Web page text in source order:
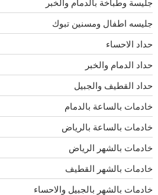
جليسة وطباخة بالدمام والخبر
جليسه اطفال ومسنين تبوك
حداد الاحساء
حداد الدمام والخبر
حداد القطيف والجبيل
خادمات بالساعة بالدمام
خادمات بالساعة بالرياض
خادمات بالشهر الرياض
خادمات بالشهر القطيف
خادمات بالشهر بالجبيل والاحساء